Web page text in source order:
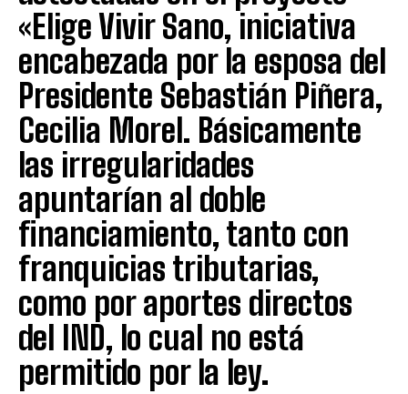
«Elige Vivir Sano, iniciativa
encabezada por la esposa del
Presidente Sebastián Piñera,
Cecilia Morel. Básicamente
las irregularidades
apuntarían al doble
financiamiento, tanto con
franquicias tributarias,
como por aportes directos
del IND, lo cual no está
permitido por la ley.